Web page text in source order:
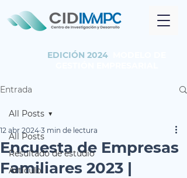
EDICIÓN 2024
Entrada
All Posts
Resultado de estudio
Artículo
All Posts
Encuesta de Empresas
Familiares 2023 |
12 abr 2024 3 min de lectura